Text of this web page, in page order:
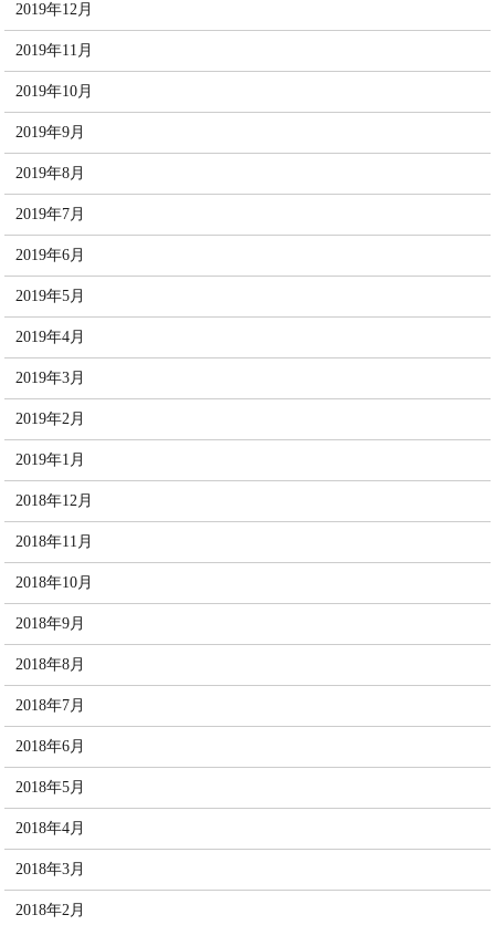
2019年12月
2019年11月
2019年10月
2019年9月
2019年8月
2019年7月
2019年6月
2019年5月
2019年4月
2019年3月
2019年2月
2019年1月
2018年12月
2018年11月
2018年10月
2018年9月
2018年8月
2018年7月
2018年6月
2018年5月
2018年4月
2018年3月
2018年2月